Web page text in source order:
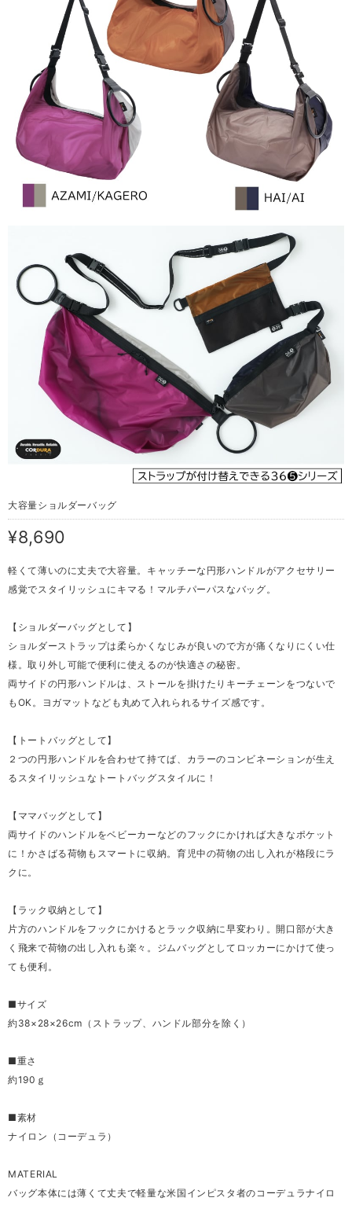
大容量ショルダーバッグ
¥8,690
軽くて薄いのに丈夫で大容量。キャッチーな円形ハンドルがアクセサリー
感覚でスタイリッシュにキマる！マルチパーパスなバッグ。
【ショルダーバッグとして】
ショルダーストラップは柔らかくなじみが良いので方が痛くなりにくい仕
様。取り外し可能で便利に使えるのが快適さの秘密。
両サイドの円形ハンドルは、ストールを掛けたりキーチェーンをつないで
もOK。ヨガマットなども丸めて入れられるサイズ感です。
【トートバッグとして】
２つの円形ハンドルを合わせて持てば、カラーのコンビネーションが生え
るスタイリッシュなトートバッグスタイルに！
【ママバッグとして】
両サイドのハンドルをベビーカーなどのフックにかければ大きなポケット
に！かさばる荷物もスマートに収納。育児中の荷物の出し入れが格段にラ
クに。
【ラック収納として】
片方のハンドルをフックにかけるとラック収納に早変わり。開口部が大き
く飛来で荷物の出し入れも楽々。ジムバッグとしてロッカーにかけて使っ
ても便利。
■サイズ
約38×28×26cm（ストラップ、ハンドル部分を除く）
■重さ
約190ｇ
■素材
ナイロン（コーデュラ）
MATERIAL
バッグ本体には薄くて丈夫で軽量な米国インピスタ者のコーデュラナイロ